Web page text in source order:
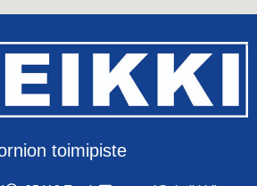
toimipiste